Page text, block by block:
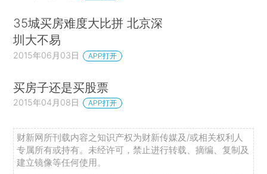
35城买房难度大比拼 北京深
圳大不易
2015年06月03日 APP打开
买房子还是买股票
2015年04月08日 APP打开
财新网所刊载内容之知识产权为财新传媒及/或相关权利人
专属所有或持有。未经许可，禁止进行转载、摘编、复制及
建立镜像等任何使用。